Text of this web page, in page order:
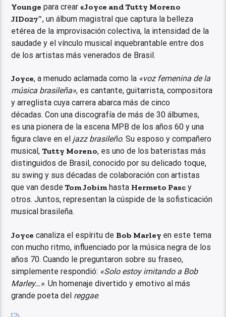
Younge para crear«Joyce andTutty Moreno
JID027″, un álbum magistral que captura la belleza
etérea de la improvisación colectiva, la intensidad de la
saudade y el vínculo musical inquebrantable entre dos
de los artistas más venerados de Brasil.
Joyce, a menudo aclamada como la «voz femenina de la
música brasileña», es cantante, guitarrista, compositora
y arreglista cuya carrera abarca más de cinco
décadas. Con una discografía de más de 30 álbumes,
es una pionera de la escena MPB de los años 60 y una
figura clave en el jazz brasileño. Su esposo y compañero
musical,Tutty Moreno, es uno de los bateristas más
distinguidos de Brasil, conocido por su delicado toque,
su swing y sus décadas de colaboración con artistas
que van desdeTom Jobim hasta Hermeto Pasc y
otros. Juntos, representan la cúspide de la sofisticación
musical brasileña.
Joyce canaliza el espíritu de Bob Marley en este tema
con mucho ritmo, influenciado por la música negra de los
años 70. Cuando le preguntaron sobre su fraseo,
simplemente respondió: «Solo estoy imitando a Bob
Marley…». Un homenaje divertido y emotivo al más
grande poeta del reggae.